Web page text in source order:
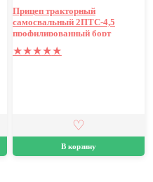
Прицеп тракторный
самосвальный 2ПТС-4,5
профилированный борт
★★★★★
В корзину